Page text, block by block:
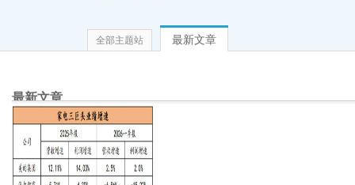
全部主题站 最新文章
最新文章